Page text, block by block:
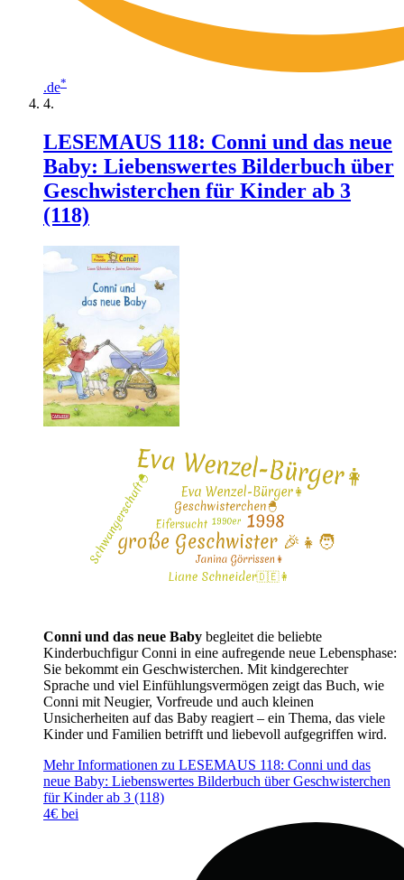
.de*
LESEMAUS 118: Conni und das neue
Baby: Liebenswertes Bilderbuch über
Geschwisterchen für Kinder ab 3
(118)
Conni und das neue Baby begleitet die beliebte
Kinderbuchfigur Conni in eine aufregende neue Lebensphase:
Sie bekommt ein Geschwisterchen. Mit kindgerechter
Sprache und viel Einfühlungsvermögen zeigt das Buch, wie
Conni mit Neugier, Vorfreude und auch kleinen
Unsicherheiten auf das Baby reagiert – ein Thema, das viele
Kinder und Familien betrifft und liebevoll aufgegriffen wird.
Mehr Informationen zu LESEMAUS 118: Conni und das
neue Baby: Liebenswertes Bilderbuch über Geschwisterchen
für Kinder ab 3 (118)
4€ bei